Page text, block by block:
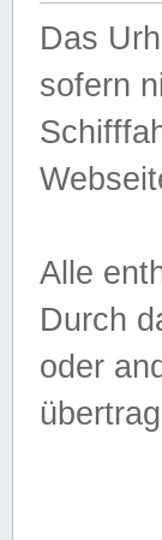
Das
sofern
Alle
Durch
oder